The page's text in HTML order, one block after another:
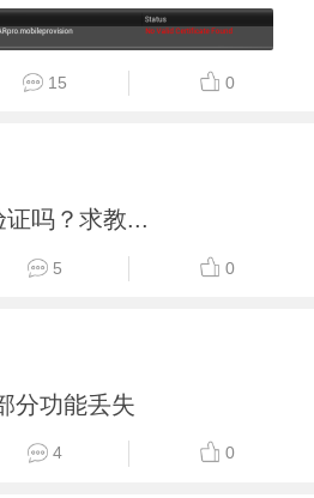
15 0
吗？求教...
5 0
分功能丢失
4 0